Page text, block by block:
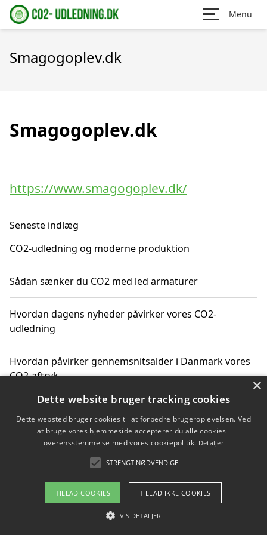
Menu
Smagogoplev.dk
Smagogoplev.dk
https://www.smagogoplev.dk/
Seneste indlæg
CO2-udledning og moderne produktion
Sådan sænker du CO2 med led armaturer
Hvordan dagens nyheder påvirker vores CO2-
udledning
Hvordan påvirker gennemsnitsalder i Danmark vores
CO2-aftryk
Hvordan nyheder om CO2-udledning påvirker vores
hverdag
Om / kontakt
Blog Betingelser
×
Dette website bruger tracking cookies
Dette websted bruger cookies til at forbedre brugeroplevelsen. Ved
at bruge vores hjemmeside accepterer du alle cookies i
overensstemmelse med vores cookiepolitik. Detaljer
STRENGT NØDVENDIGE
TILLAD COOKIES TILLAD IKKE COOKIES
VIS DETALJER